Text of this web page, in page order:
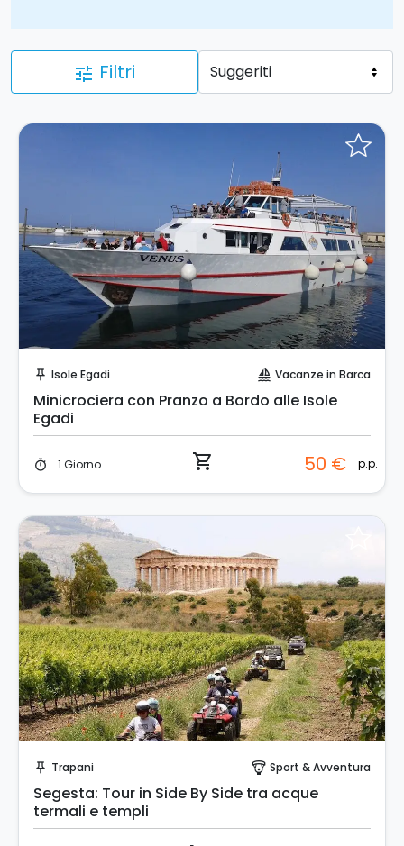
tune Filtri
push_pin Isole Egadi sailing Vacanze in Barca
Minicrociera con Pranzo a Bordo alle Isole
Egadi
timer 1 Giorno shopping_cart 50 € p.p.
push_pin Trapani paragliding Sport & Avventura
Segesta: Tour in Side By Side tra acque
termali e templi